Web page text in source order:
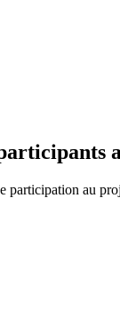
participation au